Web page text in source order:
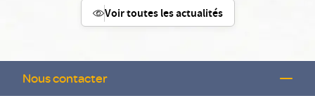
Voir toutes les actualités
Nous contacter